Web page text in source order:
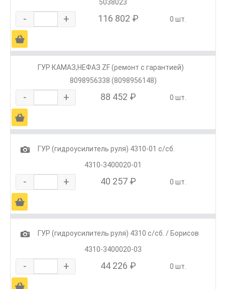
5038023
- + 116 802 ₽ 0 шт.
Ä
ГУР КАМАЗ,НЕФАЗ ZF (ремонт с гарантией)
8098956338 (8098956148)
- + 88 452 ₽ 0 шт.
Ä
1
ГУР (гидроусилитель руля) 4310-01 с/сб.
4310-3400020-01
- + 40 257 ₽ 0 шт.
Ä
1
ГУР (гидроусилитель руля) 4310 с/сб. / Борисов
4310-3400020-03
- + 44 226 ₽ 0 шт.
Ä